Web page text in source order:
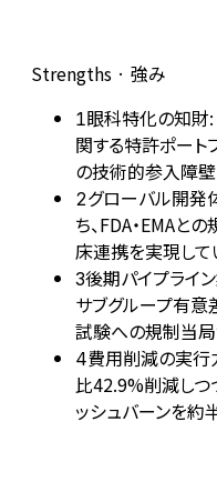
Strengths · 強み
1眼科特化の知財
関する特許ポート
の技術的参入障壁
2グローバル開発
ち、FDA・EMAと
床連携を実現して
3後期パイプライ
サブグループ有意
試験への規制当局
4費用削減の実行
比42.9%削減しつ
ッシュバーンを約